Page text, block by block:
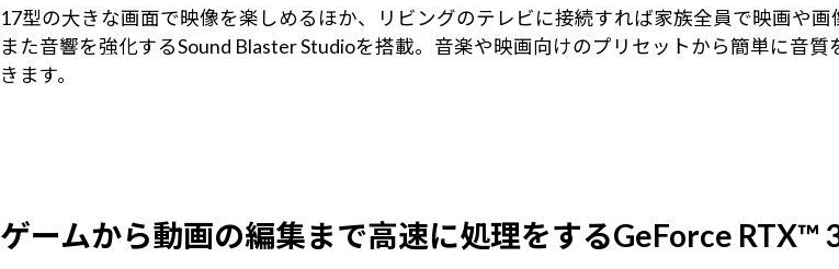
17型の大きな画面で映像を楽しめるほか、リビングのテレビに接続すれば家族全員で映画や画
また音響を強化するSound Blaster Studioを搭載。音楽や映画向けのプリセットから簡単に音
きます。
ゲームから動画の編集まで高速に処理をするGeForce RTX™